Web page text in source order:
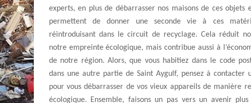
experts, en plus de débarrasser nos maisons de ces objets
permettent de donner une seconde vie à ces
réintroduisant dans le circuit de recyclage. Cela réduit
notre empreinte écologique, mais contribue aussi à
de notre région. Alors, que vous habitiez dans le code
dans une autre partie de Saint Aygulf, pensez à contacter
pour vous débarrasser de vos vieux appareils de manière
écologique. Ensemble, faisons un pas vers un avenir